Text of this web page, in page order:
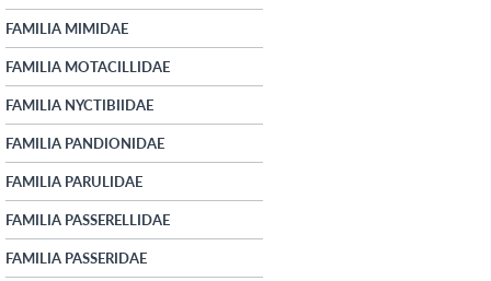
FAMILIA MIMIDAE
FAMILIA MOTACILLIDAE
FAMILIA NYCTIBIIDAE
FAMILIA PANDIONIDAE
FAMILIA PARULIDAE
FAMILIA PASSERELLIDAE
FAMILIA PASSERIDAE